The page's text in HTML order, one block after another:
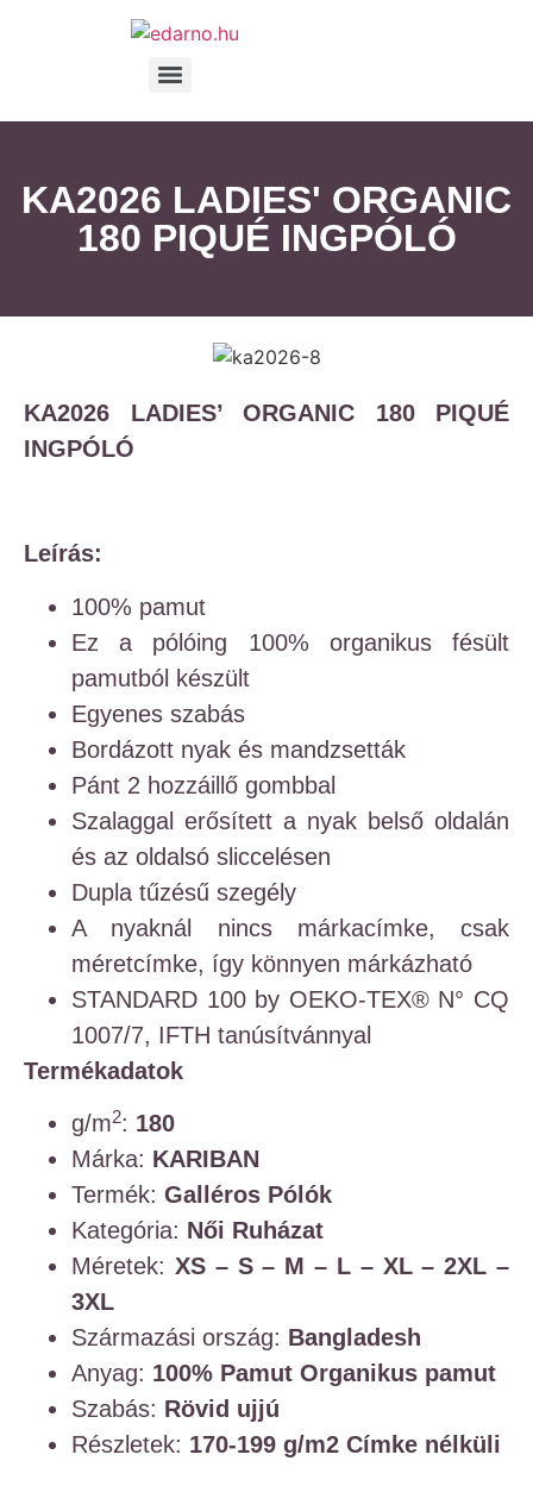
KA2026 LADIES' ORGANIC
180 PIQUÉ INGPÓLÓ
KA2026 LADIES’ ORGANIC 180 PIQUÉ
INGPÓLÓ
Leírás:
100% pamut
Ez a pólóing 100% organikus fésült
pamutból készült
Egyenes szabás
Bordázott nyak és mandzsetták
Pánt 2 hozzáillő gombbal
Szalaggal erősített a nyak belső oldalán
és az oldalsó sliccelésen
Dupla tűzésű szegély
A nyaknál nincs márkacímke, csak
méretcímke, így könnyen márkázható
STANDARD 100 by OEKO-TEX® N° CQ
1007/7, IFTH tanúsítvánnyal
Termékadatok
g/m2: 180
Márka: KARIBAN
Termék: Galléros Pólók
Kategória: Női Ruházat
Méretek: XS – S – M – L – XL – 2XL –
3XL
Származási ország: Bangladesh
Anyag: 100% Pamut Organikus pamut
Szabás: Rövid ujjú
Részletek: 170-199 g/m2 Címke nélküli